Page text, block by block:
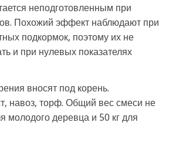
неподготовленным при
Похожий эффект наблюдают при
подкормок, поэтому их не
и при нулевых показателях
вносят под корень.
навоз, торф. Общий вес смеси не
молодого деревца и 50 кг для